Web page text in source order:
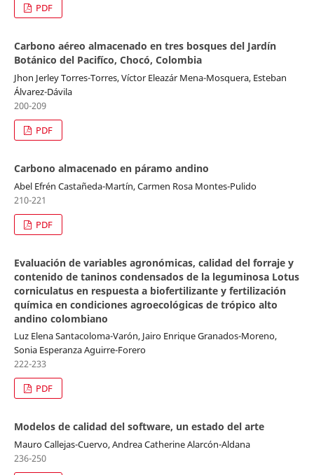
PDF
Carbono aéreo almacenado en tres bosques del Jardín
Botánico del Pacifíco, Chocó, Colombia
Jhon Jerley Torres-Torres, Víctor Eleazár Mena-Mosquera, Esteban
Álvarez-Dávila
200-209
PDF
Carbono almacenado en páramo andino
Abel Efrén Castañeda-Martín, Carmen Rosa Montes-Pulido
210-221
PDF
Evaluación de variables agronómicas, calidad del forraje y
contenido de taninos condensados de la leguminosa Lotus
corniculatus en respuesta a biofertilizante y fertilización
química en condiciones agroecológicas de trópico alto
andino colombiano
Luz Elena Santacoloma-Varón, Jairo Enrique Granados-Moreno,
Sonia Esperanza Aguirre-Forero
222-233
PDF
Modelos de calidad del software, un estado del arte
Mauro Callejas-Cuervo, Andrea Catherine Alarcón-Aldana
236-250